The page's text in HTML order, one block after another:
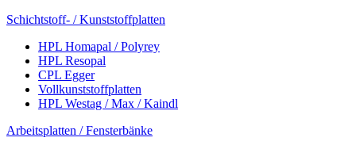
Schichtstoff- / Kunststoffplatten
HPL Homapal / Polyrey
HPL Resopal
CPL Egger
Vollkunststoffplatten
HPL Westag / Max / Kaindl
Arbeitsplatten / Fensterbänke